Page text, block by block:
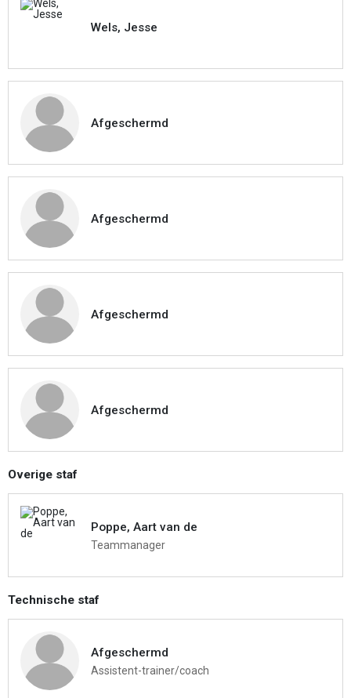
Wels, Jesse
Afgeschermd
Afgeschermd
Afgeschermd
Afgeschermd
Overige staf
Poppe, Aart van de
Teammanager
Technische staf
Afgeschermd
Assistent-trainer/coach